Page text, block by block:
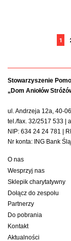
1
Stowarzyszenie
„Dom Aniołów
ul. Andrzeja 12a, 40-
tel./fax. 32/2517 533 |
NIP: 634 24 24 781 |
Nr konta: ING Bank
O nas
Wesprzyj nas
Sklepik charytatywny
Dołącz do zespołu
Partnerzy
Do pobrania
Kontakt
Aktualności